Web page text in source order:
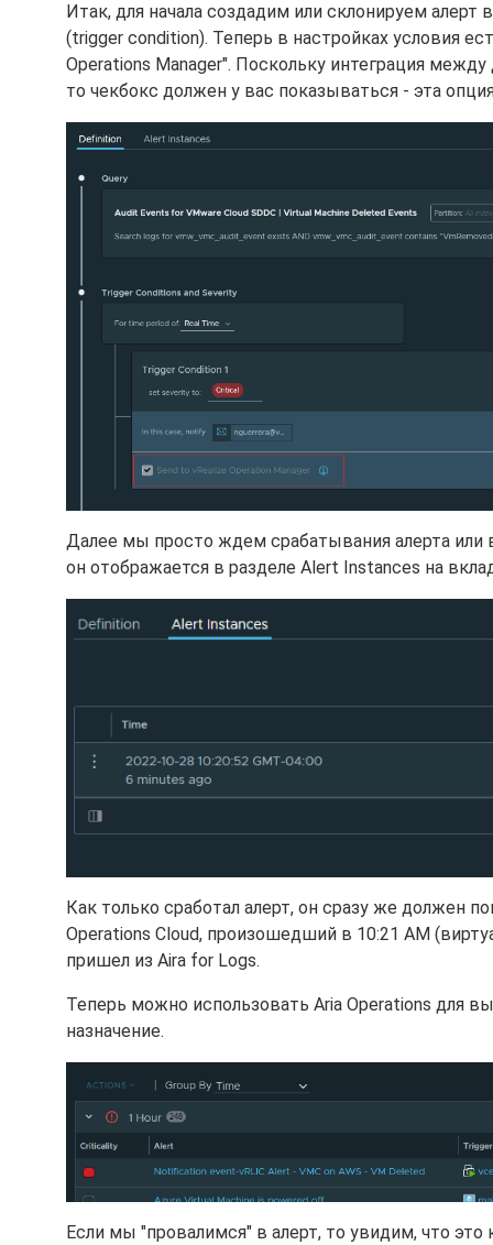
Итак, для начала создадим или склонируем алерт
(trigger condition). Теперь в настройках условия
Operations Manager". Поскольку интеграция
то чекбокс должен у вас показываться - эта
Далее мы просто ждем срабатывания алерта
он отображается в разделе Alert Instances на
Как только сработал алерт, он сразу же должен
Operations Cloud, произошедший в 10:21 AM
пришел из Aira for Logs.
Теперь можно использовать Aria Operations для
назначение.
Если мы "провалимся" в алерт, то увидим, что